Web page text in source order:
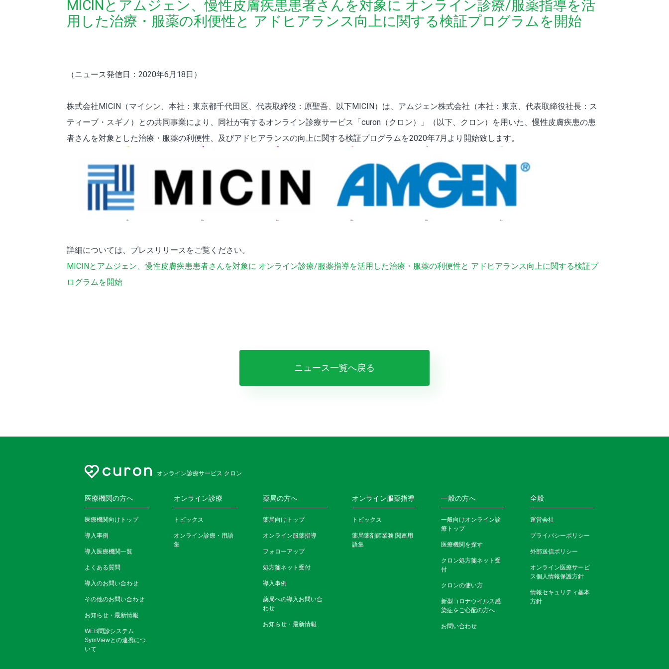
MICINとアムジェン、慢性皮膚疾患患者さんを対象に オンライン診療/服薬指導を活
用した治療・服薬の利便性と アドヒアランス向上に関する検証プログラムを開始
（ニュース発信日：2020年6月18日）
株式会社MICIN（マイシン、本社：東京都千代田区、代表取締役：原聖吾、以下MICIN）は、アムジェン株式会社（本社：東京、代表取締役社長：ス
ティーブ・スギノ）との共同事業により、同社が有するオンライン診療サービス「curon（クロン）」（以下、クロン）を用いた、慢性皮膚疾患の患
者さんを対象とした治療・服薬の利便性、及びアドヒアランスの向上に関する検証プログラムを2020年7月より開始致します。
詳細については、プレスリリースをご覧ください。
MICINとアムジェン、慢性皮膚疾患患者さんを対象に オンライン診療/服薬指導を活用した治療・服薬の利便性と アドヒアランス向上に関する検証プ
ログラムを開始
ニュース一覧へ戻る
オンライン診療サービス クロン
医療機関の方へ
医療機関向けトップ
導入事例
導入医療機関一覧
よくある質問
導入のお問い合わせ
その他のお問い合わせ
お知らせ・最新情報
WEB問診システム
SymViewとの連携につ
いて
オンライン診療
トピックス
オンライン診療・用語
集
薬局の方へ
薬局向けトップ
オンライン服薬指導
フォローアップ
処方箋ネット受付
導入事例
薬局への導入お問い合
わせ
お知らせ・最新情報
オンライン服薬指導
トピックス
薬局薬剤師業務 関連用
語集
一般の方へ
一般向けオンライン診
療トップ
医療機関を探す
クロン処方箋ネット受
付
クロンの使い方
新型コロナウイルス感
染症をご心配の方へ
お問い合わせ
全般
運営会社
プライバシーポリシー
外部送信ポリシー
オンライン医療サービ
ス個人情報保護方針
情報セキュリティ基本
方針